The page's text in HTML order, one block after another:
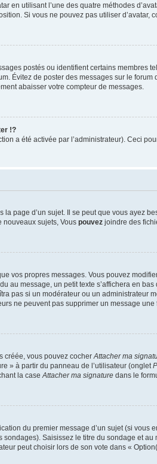
en utilisant l’une des quatre méthodes
Si vous ne pouvez pas utiliser d’avatar,
postés ou identifient certains membres
Évitez de poster des messages sur le
abaisser votre compteur de messages.
!?
a été activée par l’administrateur). Ceci
page d’un sujet. Il se peut que vous ayez
nouveaux sujets, Vous pouvez joindre des
vos propres messages. Vous pouvez
au message, un petit texte s’affichera en
pas si un modérateur ou un administrateur
ne peuvent pas supprimer un message une
créée, vous pouvez cocher Attacher ma
» à partir du panneau de l’utilisateur (onglet
la case Attacher ma signature dans le
du premier message d’un sujet (si vous
Saisissez le titre du sondage et
peut choisir lors de son vote dans «